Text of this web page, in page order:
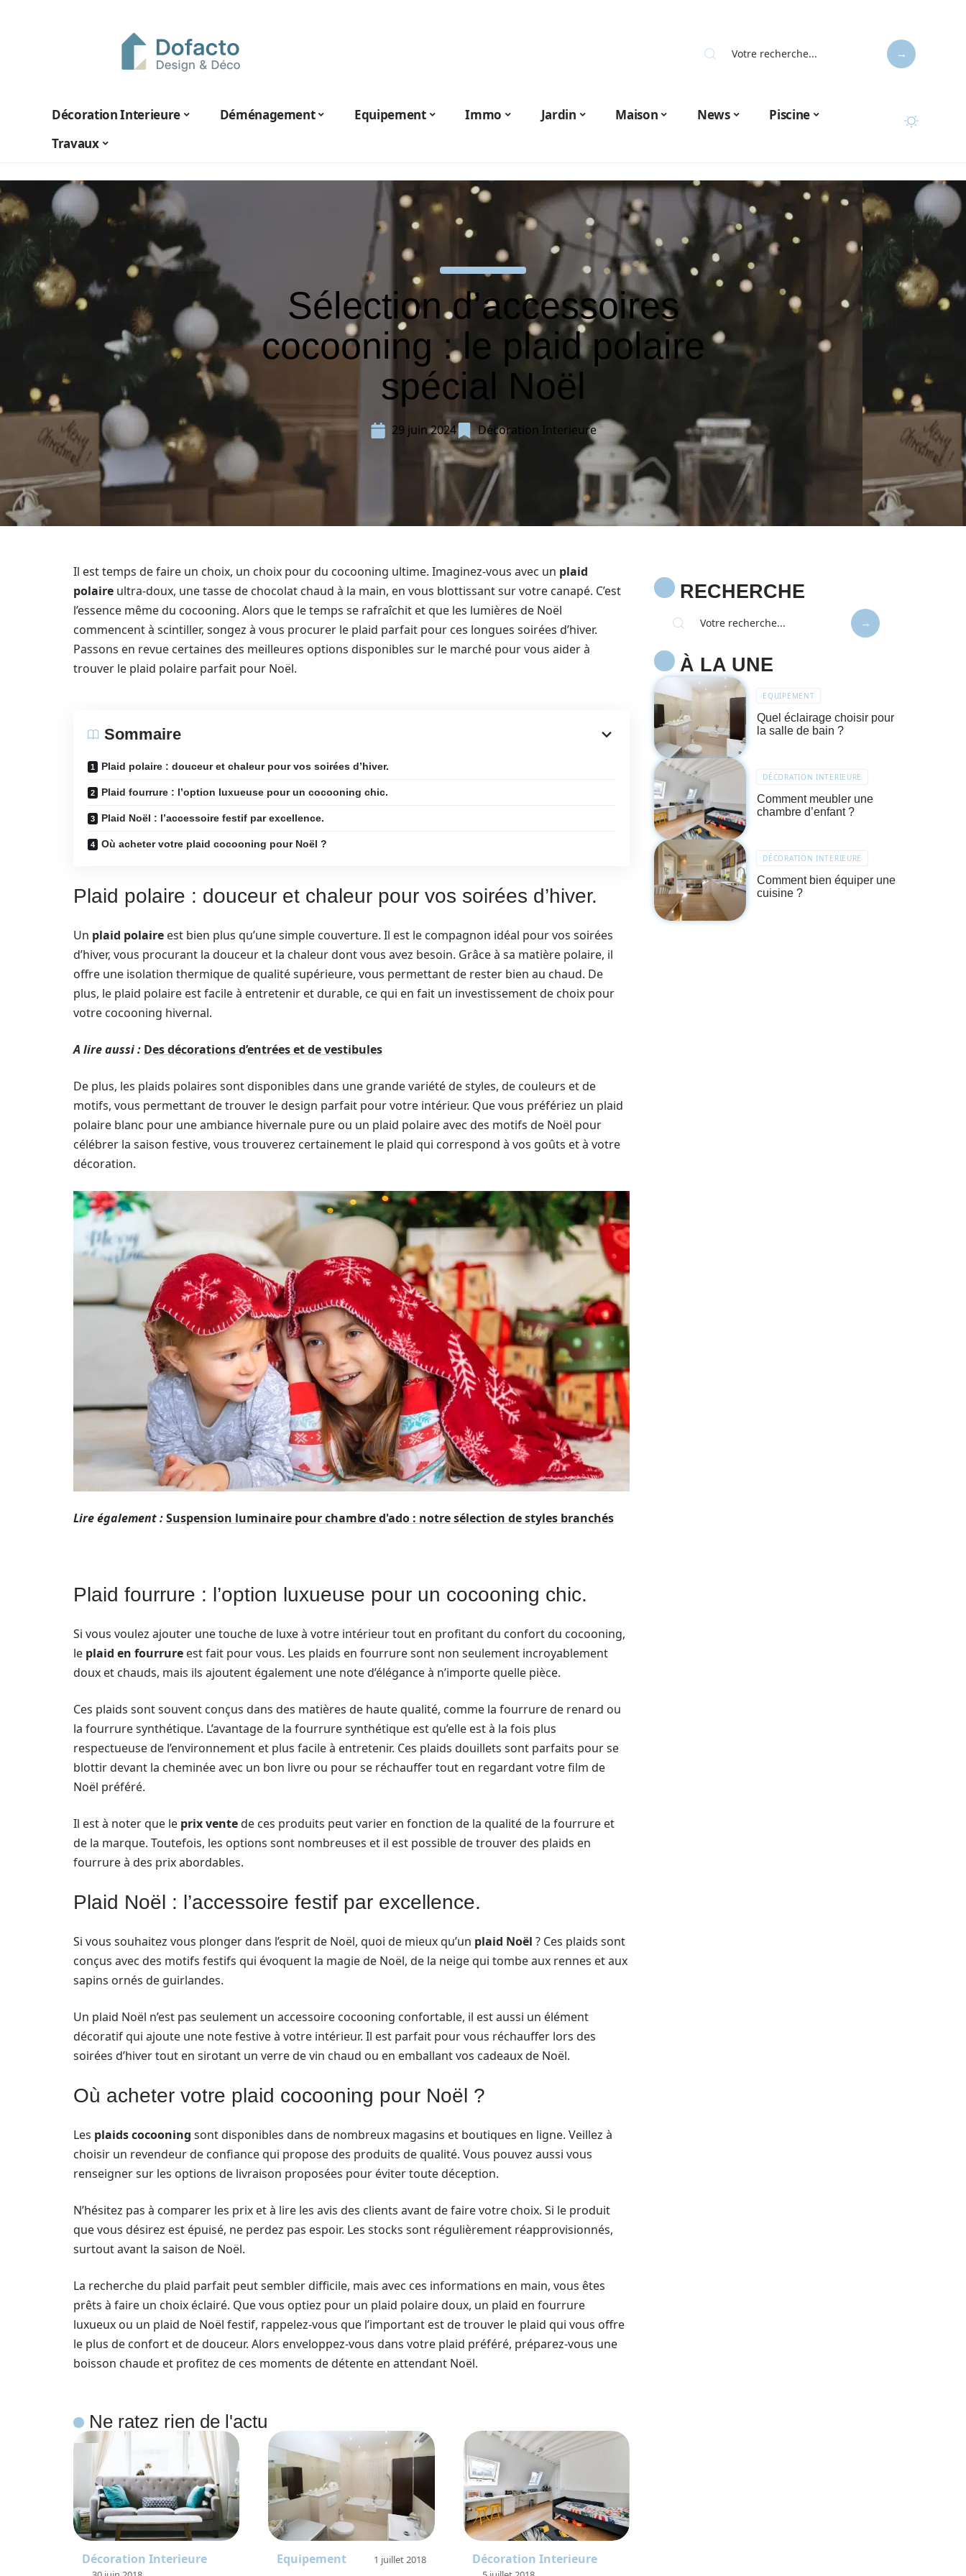
Décoration Interieure Déménagement Equipement Immo Jardin Maison News
Piscine
Travaux
Sélection d’accessoires
cocooning : le plaid polaire
spécial Noël
29 juin 2024 Décoration Interieure
Il est temps de faire un choix, un choix pour du cocooning ultime. Imaginez-vous avec un plaid
polaire ultra-doux, une tasse de chocolat chaud à la main, en vous blottissant sur votre canapé. C’est
l’essence même du cocooning. Alors que le temps se rafraîchit et que les lumières de Noël
commencent à scintiller, songez à vous procurer le plaid parfait pour ces longues soirées d’hiver.
Passons en revue certaines des meilleures options disponibles sur le marché pour vous aider à
trouver le plaid polaire parfait pour Noël.
Sommaire
Plaid polaire : douceur et chaleur pour vos soirées d’hiver.
Plaid fourrure : l’option luxueuse pour un cocooning chic.
Plaid Noël : l’accessoire festif par excellence.
Où acheter votre plaid cocooning pour Noël ?
Plaid polaire : douceur et chaleur pour vos soirées d’hiver.
Un plaid polaire est bien plus qu’une simple couverture. Il est le compagnon idéal pour vos soirées
d’hiver, vous procurant la douceur et la chaleur dont vous avez besoin. Grâce à sa matière polaire, il
offre une isolation thermique de qualité supérieure, vous permettant de rester bien au chaud. De
plus, le plaid polaire est facile à entretenir et durable, ce qui en fait un investissement de choix pour
votre cocooning hivernal.
A lire aussi : Des décorations d’entrées et de vestibules
De plus, les plaids polaires sont disponibles dans une grande variété de styles, de couleurs et de
motifs, vous permettant de trouver le design parfait pour votre intérieur. Que vous préfériez un plaid
polaire blanc pour une ambiance hivernale pure ou un plaid polaire avec des motifs de Noël pour
célébrer la saison festive, vous trouverez certainement le plaid qui correspond à vos goûts et à votre
décoration.
Lire également :Suspension luminaire pour chambre d'ado : notre sélection de styles branchés
Plaid fourrure : l’option luxueuse pour un cocooning chic.
Si vous voulez ajouter une touche de luxe à votre intérieur tout en profitant du confort du cocooning,
le plaid en fourrure est fait pour vous. Les plaids en fourrure sont non seulement incroyablement
doux et chauds, mais ils ajoutent également une note d’élégance à n’importe quelle pièce.
Ces plaids sont souvent conçus dans des matières de haute qualité, comme la fourrure de renard ou
la fourrure synthétique. L’avantage de la fourrure synthétique est qu’elle est à la fois plus
respectueuse de l’environnement et plus facile à entretenir. Ces plaids douillets sont parfaits pour se
blottir devant la cheminée avec un bon livre ou pour se réchauffer tout en regardant votre film de
Noël préféré.
Il est à noter que le prix ventede ces produits peut varier en fonction de la qualité de la fourrure et
de la marque. Toutefois, les options sont nombreuses et il est possible de trouver des plaids en
fourrure à des prix abordables.
Plaid Noël : l’accessoire festif par excellence.
Si vous souhaitez vous plonger dans l’esprit de Noël, quoi de mieux qu’un plaid Noël ? Ces plaids sont
conçus avec des motifs festifs qui évoquent la magie de Noël, de la neige qui tombe aux rennes et aux
sapins ornés de guirlandes.
Un plaid Noël n’est pas seulement un accessoire cocooning confortable, il est aussi un élément
décoratif qui ajoute une note festive à votre intérieur. Il est parfait pour vous réchauffer lors des
soirées d’hiver tout en sirotant un verre de vin chaud ou en emballant vos cadeaux de Noël.
Où acheter votre plaid cocooning pour Noël ?
Les plaids cocooning sont disponibles dans de nombreux magasins et boutiques en ligne. Veillez à
choisir un revendeur de confiance qui propose des produits de qualité. Vous pouvez aussi vous
renseigner sur les options de livraison proposées pour éviter toute déception.
N’hésitez pas à comparer les prix et à lire les avis des clients avant de faire votre choix. Si le produit
que vous désirez est épuisé, ne perdez pas espoir. Les stocks sont régulièrement réapprovisionnés,
surtout avant la saison de Noël.
La recherche du plaid parfait peut sembler difficile, mais avec ces informations en main, vous êtes
prêts à faire un choix éclairé. Que vous optiez pour un plaid polaire doux, un plaid en fourrure
luxueux ou un plaid de Noël festif, rappelez-vous que l’important est de trouver le plaid qui vous offre
le plus de confort et de douceur. Alors enveloppez-vous dans votre plaid préféré, préparez-vous une
boisson chaude et profitez de ces moments de détente en attendant Noël.
Ne ratez rien de l'actu
Décoration Interieure Equipement 1 juillet 2018 Décoration Interieure
RECHERCHE
À LA UNE
EQUIPEMENT
Quel éclairage choisir pour
la salle de bain ?
DÉCORATION INTERIEURE
Comment meubler une
chambre d’enfant ?
DÉCORATION INTERIEURE
Comment bien équiper une
cuisine ?